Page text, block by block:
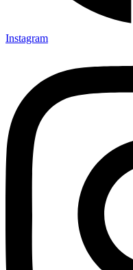
Instagram